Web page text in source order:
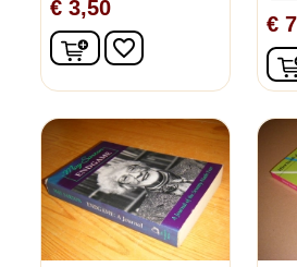
€ 3,50
In winkelwagen
favorite_border
€